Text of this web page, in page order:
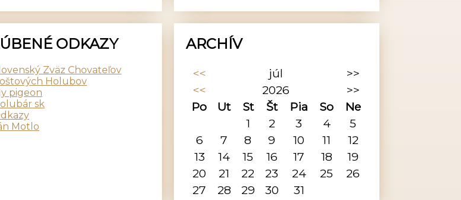
ODKAZY
Zväz Chovateľov
Holubov
pigeon
sk
Motlo
ARCHÍV
<< júl
>>
<<
2026
>>
Po
Ut St Št Pia So
Ne
1
2 3 4
5
6
7 8 9 10 11
12
13
14 15 16 17 18
19
20
21 22 23 24 25
26
27
28 29 30 31